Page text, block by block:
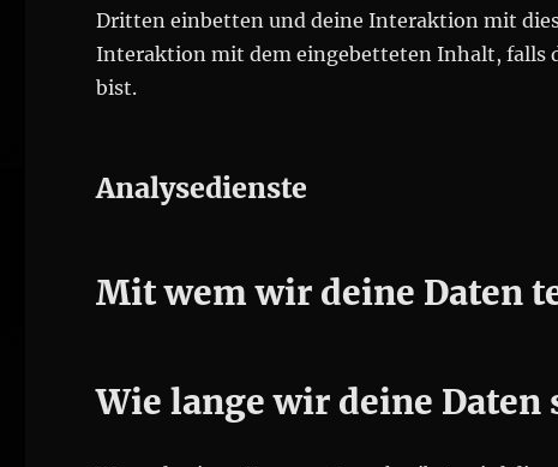
Dritten einbetten und deine Interaktion mit
Interaktion mit dem eingebetteten Inhalt, falls
bist.
Analysedienste
Mit wem wir deine Daten
Wie lange wir deine Daten